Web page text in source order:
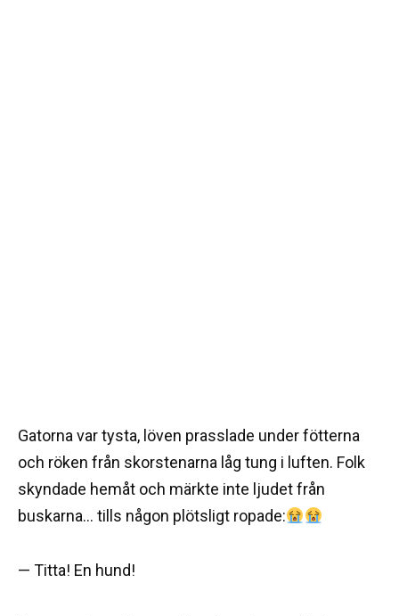
Gatorna var tysta, löven prasslade under fötterna
och röken från skorstenarna låg tung i luften. Folk
skyndade hemåt och märkte inte ljudet från
buskarna… tills någon plötsligt ropade:
— Titta! En hund!